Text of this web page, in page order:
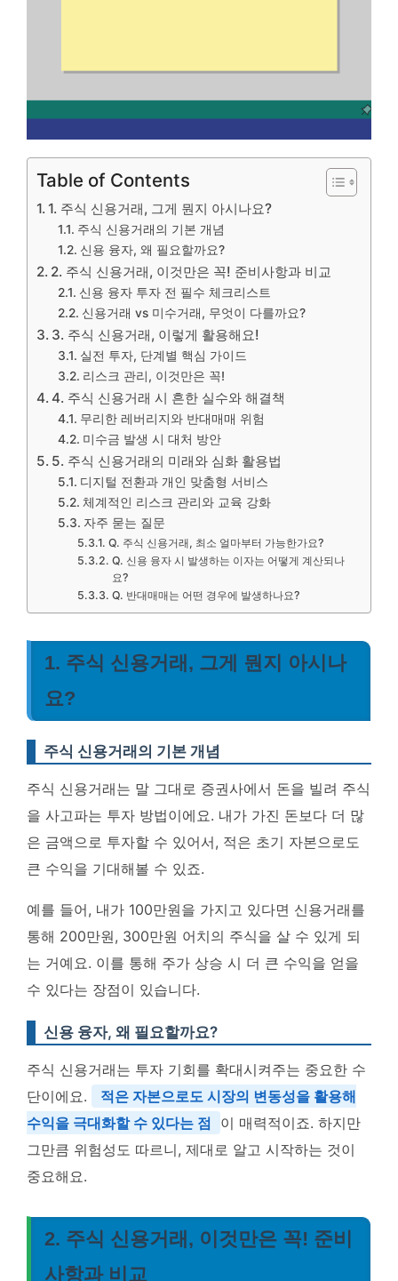
Table of Contents
1. 주식 신용거래, 그게 뭔지 아시나요?
주식 신용거래의 기본 개념
신용 융자, 왜 필요할까요?
2. 주식 신용거래, 이것만은 꼭! 준비사항과 비교
신용 융자 투자 전 필수 체크리스트
신용거래 vs 미수거래, 무엇이 다를까요?
3. 주식 신용거래, 이렇게 활용해요!
실전 투자, 단계별 핵심 가이드
리스크 관리, 이것만은 꼭!
4. 주식 신용거래 시 흔한 실수와 해결책
무리한 레버리지와 반대매매 위험
미수금 발생 시 대처 방안
5. 주식 신용거래의 미래와 심화 활용법
디지털 전환과 개인 맞춤형 서비스
체계적인 리스크 관리와 교육 강화
자주 묻는 질문
Q. 주식 신용거래, 최소 얼마부터 가능한가요?
Q. 신용 융자 시 발생하는 이자는 어떻게 계산되나
요?
Q. 반대매매는 어떤 경우에 발생하나요?
1. 주식 신용거래, 그게 뭔지 아시나
요?
주식 신용거래의 기본 개념
주식 신용거래는 말 그대로 증권사에서 돈을 빌려 주식
을 사고파는 투자 방법이에요. 내가 가진 돈보다 더 많
은 금액으로 투자할 수 있어서, 적은 초기 자본으로도
큰 수익을 기대해볼 수 있죠.
예를 들어, 내가 100만원을 가지고 있다면 신용거래를
통해 200만원, 300만원 어치의 주식을 살 수 있게 되
는 거예요. 이를 통해 주가 상승 시 더 큰 수익을 얻을
수 있다는 장점이 있습니다.
신용 융자, 왜 필요할까요?
주식 신용거래는 투자 기회를 확대시켜주는 중요한 수
단이에요.
적은 자본으로도 시장의 변동성을 활용해
수익을 극대화할 수 있다는 점
이 매력적이죠. 하지만
그만큼 위험성도 따르니, 제대로 알고 시작하는 것이
중요해요.
2. 주식 신용거래, 이것만은 꼭! 준비
사항과 비교